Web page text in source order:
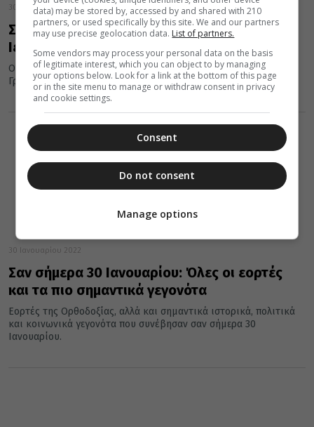
30 Ιανουαρίου 2022
Σήμερα 30 Ιανουαρίου τιμώνται οι Τρεις
Ιεράρχες
Οι τρεις Ιεράρχες, Άγιοι Προστάτες της Παιδείας και των
Γραμμάτων, γιορτάζουν στις 30 Ιανουαρίου.
30 Ιανουαρίου 2022
Σαν σήμερα 30 Ιανουαρίου: Όλες οι εορτές
και τα πιο σημαντικά γεγονότα
Εορτές της Ορθοδοξίας, αλλά και σημαντικά ιστορικά, πολιτικά
και κοινωνικά γεγονότα που συνέβησαν σαν σήμερα 30
Ιανουαρίου.
data) may be stored by, accessed by and shared with 210
partners, or used specifically by this site. We and our partners
may use precise geolocation data. List of partners.
Some vendors may process your personal data on the basis
of legitimate interest, which you can object to by managing
your options below. Look for a link at the bottom of this page
or in the site menu to manage or withdraw consent in privacy
and cookie settings.
Consent
Do not consent
Manage options